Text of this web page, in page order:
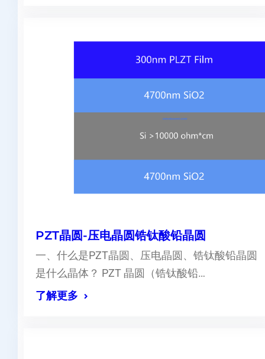
PZT晶圆-压电晶圆锆钛酸铅晶圆
一、什么是PZT晶圆、压电晶圆、锆钛酸铅晶圆
是什么晶体？ PZT 晶圆（锆钛酸铅…
了解更多